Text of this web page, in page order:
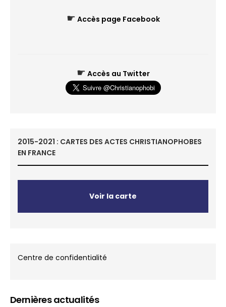
☛ Accès page Facebook
☛ Accès au Twitter
2015-2021 : CARTES DES ACTES CHRISTIANOPHOBES
EN FRANCE
Voir la carte
Centre de confidentialité
Dernières actualités